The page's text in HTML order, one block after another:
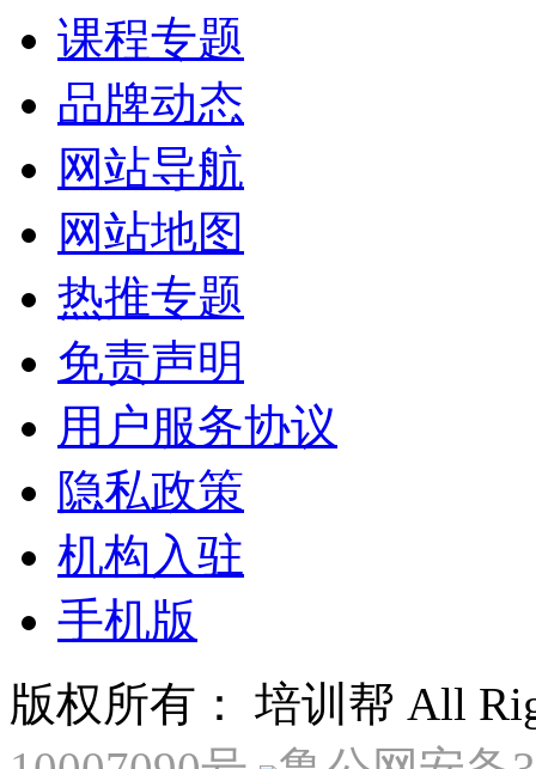
课程专题
品牌动态
网站导航
网站地图
热推专题
免责声明
用户服务协议
隐私政策
机构入驻
手机版
版权所有： 培训帮 All